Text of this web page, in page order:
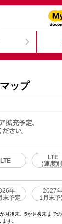
ップ
LTE
LTE
（速度別
年
末予定
2027年
1月末予
月後末、5か月後末までの
す。